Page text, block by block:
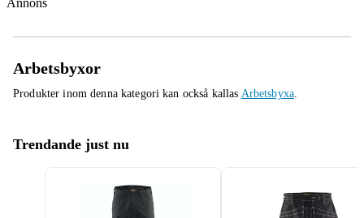
Annons
Arbetsbyxor
Produkter inom denna kategori kan också kallas Arbetsbyxa.
Trendande just nu